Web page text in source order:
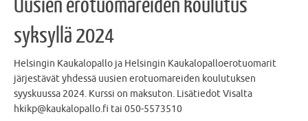
Uusien erotuomareiden koulutus
syksyllä 2024
Helsingin Kaukalopallo ja Helsingin Kaukalopalloerotuomarit
järjestävät yhdessä uusien erotuomareiden koulutuksen
syyskuussa 2024. Kurssi on maksuton. Lisätiedot Visalta
hkikp@kaukalopallo.fi tai 050-5573510